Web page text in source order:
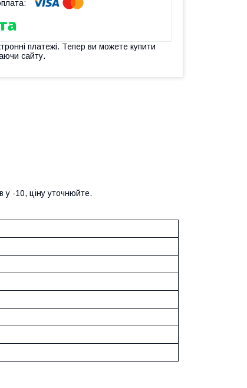
платежі. Тепер ви можете купити
сайту.
у -10, ціну уточнюйте.